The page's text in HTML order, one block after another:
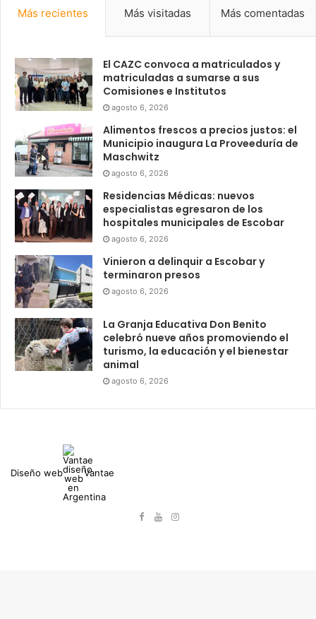
Más recientes Más visitadas Más comentadas
El CAZC convoca a matriculados y
matriculadas a sumarse a sus
Comisiones e Institutos
agosto 6, 2026
Alimentos frescos a precios justos: el
Municipio inaugura La Proveeduría de
Maschwitz
agosto 6, 2026
Residencias Médicas: nuevos
especialistas egresaron de los
hospitales municipales de Escobar
agosto 6, 2026
Vinieron a delinquir a Escobar y
terminaron presos
agosto 6, 2026
La Granja Educativa Don Benito
celebró nueve años promoviendo el
turismo, la educación y el bienestar
animal
agosto 6, 2026
Diseño web Vantae